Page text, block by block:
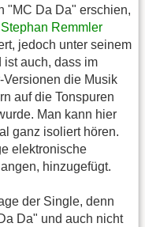
"MC Da Da" erschien,
Stephan Remmler
jedoch unter seinem
ist auch, dass im
die Musik
auf die Tonspuren
Man kann hier
ganz isoliert hören.
elektronische
hinzugefügt.
der Single, denn
Da" und auch nicht